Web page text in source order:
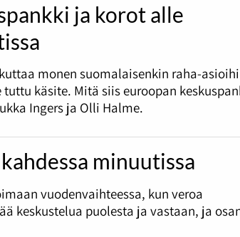
ja korot alle
monen suomalaisenkin raha-
käsite. Mitä siis euroopan
Ingers ja Olli Halme.
minuutissa
vuodenvaihteessa, kun veroa
keskustelua puolesta ja vastaan, ja